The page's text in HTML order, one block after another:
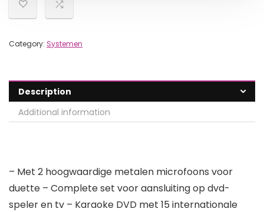
Category: Systemen
Description
Additional information
– Met 2 hoogwaardige metalen microfoons voor
duette – Complete set voor aansluiting op dvd-
speler en tv – Karaoke DVD met 15 internationale